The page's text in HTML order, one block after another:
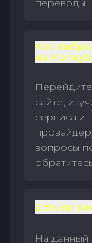
переводы.
Как
на
сайте,
сервиса и
вопросы
Есть ли
На данный